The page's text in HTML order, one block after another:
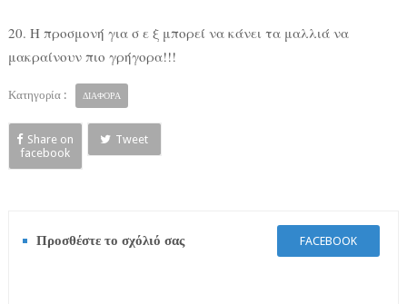
20. Η προσμονή για σ ε ξ μπορεί να κάνει τα μαλλιά να
μακραίνουν πιο γρήγορα!!!
Κατηγορία : ΔΙΑΦΟΡΑ
Share on
facebook
Tweet
Προσθέστε το σχόλιό σας FACEBOOK